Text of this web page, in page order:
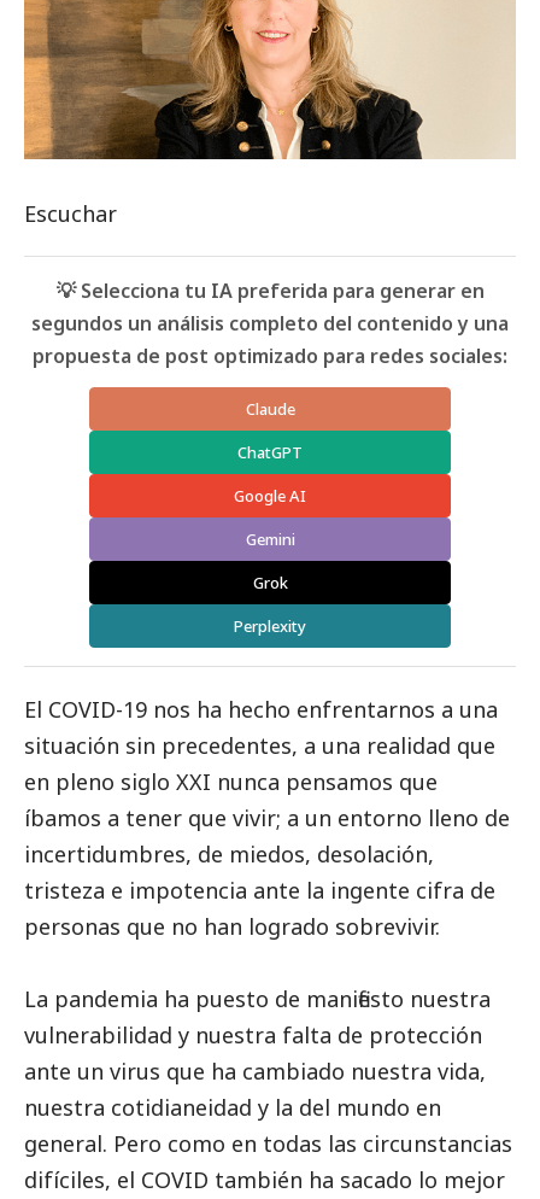
Escuchar
💡 Selecciona tu IA preferida para generar en
segundos un análisis completo del contenido y una
propuesta de post optimizado para redes sociales:
Claude
ChatGPT
Google AI
Gemini
Grok
Perplexity
El COVID-19 nos ha hecho enfrentarnos a una
situación sin precedentes, a una realidad que
en pleno siglo XXI nunca pensamos que
íbamos a tener que vivir; a un entorno lleno de
incertidumbres, de miedos, desolación,
tristeza e impotencia ante la ingente cifra de
personas que no han logrado sobrevivir.
La pandemia ha puesto de manifiesto nuestra
vulnerabilidad y nuestra falta de protección
ante un virus que ha cambiado nuestra vida,
nuestra cotidianeidad y la del mundo en
general. Pero como en todas las circunstancias
difíciles, el COVID también ha sacado lo mejor